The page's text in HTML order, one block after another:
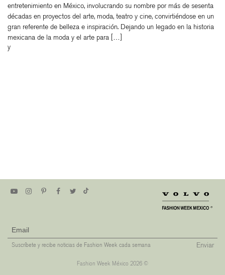
entretenimiento en México, involucrando su nombre por más de sesenta
décadas en proyectos del arte, moda, teatro y cine, convirtiéndose en un
gran referente de belleza e inspiración. Dejando un legado en la historia
mexicana de la moda y el arte para […]
y
Suscríbete y recibe noticias de Fashion Week cada semana Enviar
Fashion Week México 2026 ©